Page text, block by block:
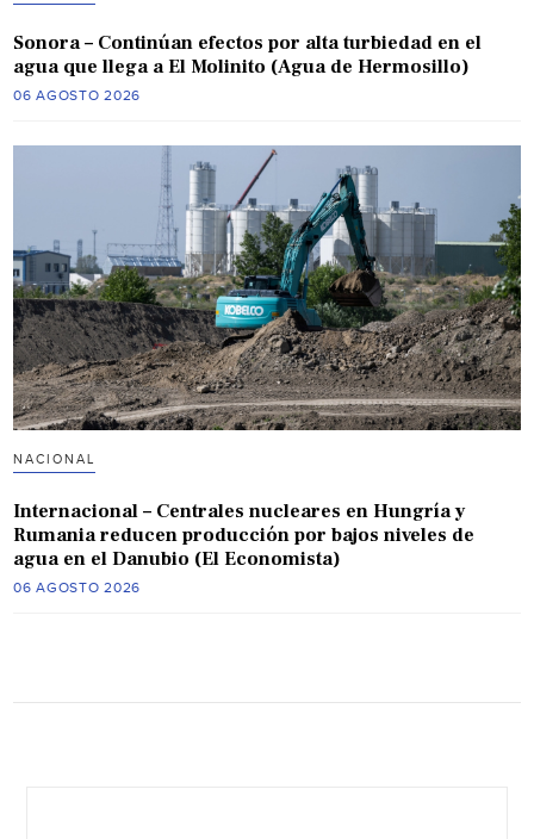
Sonora – Continúan efectos por alta turbiedad en el
agua que llega a El Molinito (Agua de Hermosillo)
06 AGOSTO 2026
NACIONAL
Internacional – Centrales nucleares en Hungría y
Rumania reducen producción por bajos niveles de
agua en el Danubio (El Economista)
06 AGOSTO 2026